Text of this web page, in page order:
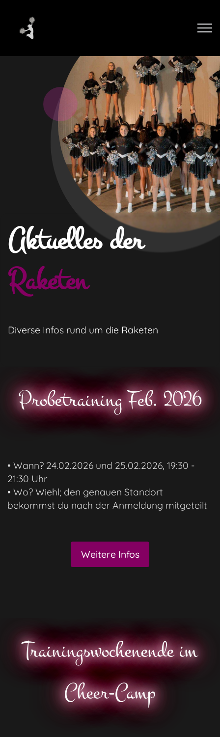
Aktuelles der ­
Raketen
Diverse Infos rund um die Raketen
Probetraining Feb. 2026
• Wann? 24.02.2026 und 25.02.2026, 19:30 -
21:30 Uhr
• Wo? Wiehl; den genauen Standort
bekommst du nach der Anmeldung mitgeteilt
Weitere Infos
Trainingswochenende im
Cheer-Camp